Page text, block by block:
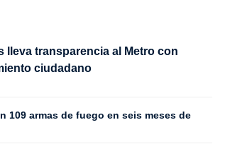
lleva transparencia al Metro con
ciudadano
109 armas de fuego en seis meses de